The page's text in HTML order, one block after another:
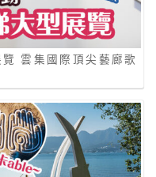
雲集國際頂尖藝廊歌